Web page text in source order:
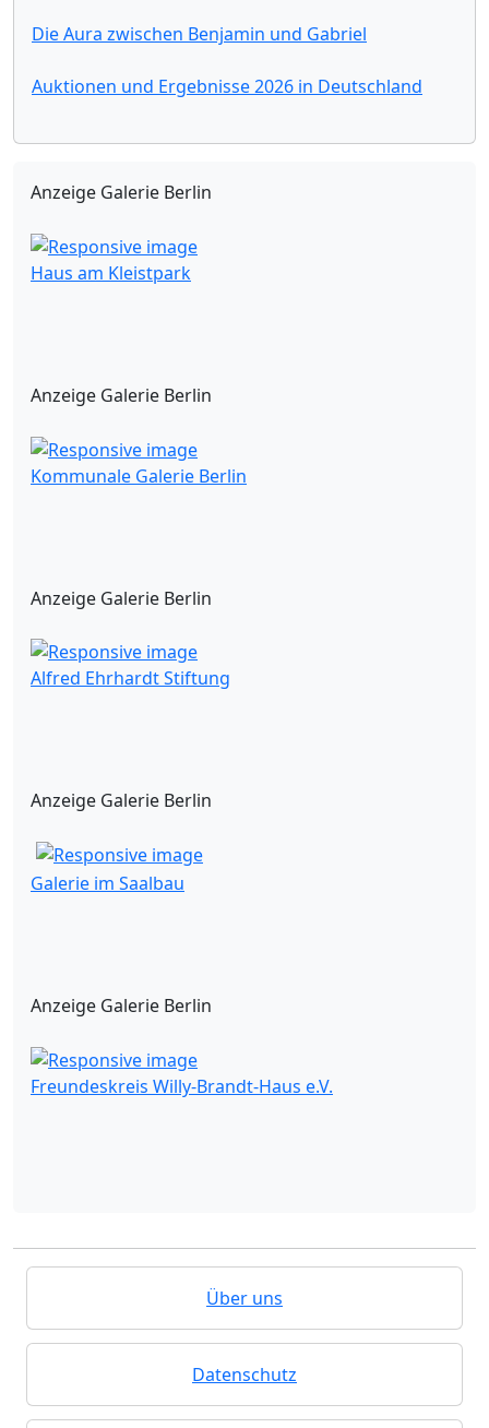
Die Aura zwischen Benjamin und Gabriel
Auktionen und Ergebnisse 2026 in Deutschland
Anzeige Galerie Berlin
Haus am Kleistpark
Anzeige Galerie Berlin
Kommunale Galerie Berlin
Anzeige Galerie Berlin
Alfred Ehrhardt Stiftung
Anzeige Galerie Berlin
Galerie im Saalbau
Anzeige Galerie Berlin
Freundeskreis Willy-Brandt-Haus e.V.
Über uns
Datenschutz